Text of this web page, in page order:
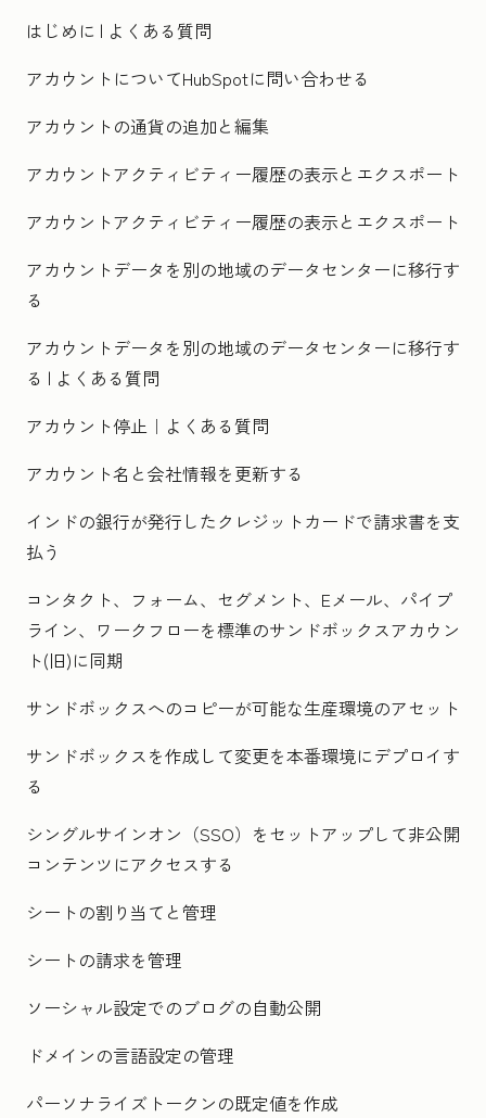
はじめに | よくある質問
アカウントについてHubSpotに問い合わせる
アカウントの通貨の追加と編集
アカウントアクティビティー履歴の表示とエクスポート
アカウントアクティビティー履歴の表示とエクスポート
アカウントデータを別の地域のデータセンターに移行す
る
アカウントデータを別の地域のデータセンターに移行す
る | よくある質問
アカウント停止｜よくある質問
アカウント名と会社情報を更新する
インドの銀行が発行したクレジットカードで請求書を支
払う
コンタクト、フォーム、セグメント、Eメール、パイプ
ライン、ワークフローを標準のサンドボックスアカウン
ト(旧)に同期
サンドボックスへのコピーが可能な生産環境のアセット
サンドボックスを作成して変更を本番環境にデプロイす
る
シングルサインオン（SSO）をセットアップして非公開
コンテンツにアクセスする
シートの割り当てと管理
シートの請求を管理
ソーシャル設定でのブログの自動公開
ドメインの言語設定の管理
パーソナライズトークンの既定値を作成